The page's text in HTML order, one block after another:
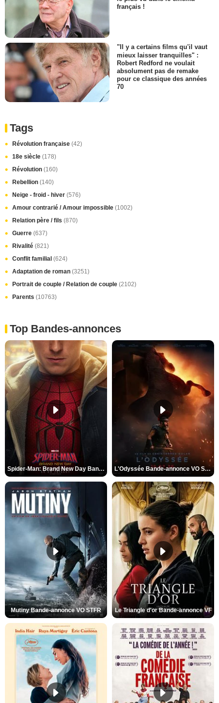
français !
"Il y a certains films qu'il vaut
mieux laisser tranquilles" :
Robert Redford ne voulait
absolument pas de remake
pour ce classique des années
70
Tags
Révolution française (42)
18e siècle (178)
Révolution (160)
Rebellion (140)
Neige - froid - hiver (576)
Amour contrarié / Amour impossible (1002)
Relation père / fils (870)
Guerre (637)
Rivalité (821)
Conflit familial (624)
Adaptation de roman (3251)
Portrait de couple / Relation de couple (2102)
Parents (10763)
Top Bandes-annonces
Spider-Man: Brand New Day Bande-annonce VO STFR L'Odyssée Bande-annonce VO STFR
Mutiny Bande-annonce VO STFR Le Triangle d'or Bande-annonce VF